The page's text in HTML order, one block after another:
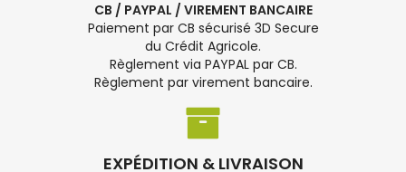
CB / PAYPAL / VIREMENT BANCAIRE
Paiement par CB sécurisé 3D Secure
du Crédit Agricole.
Règlement via PAYPAL par CB.
Règlement par virement bancaire.
EXPÉDITION & LIVRAISON